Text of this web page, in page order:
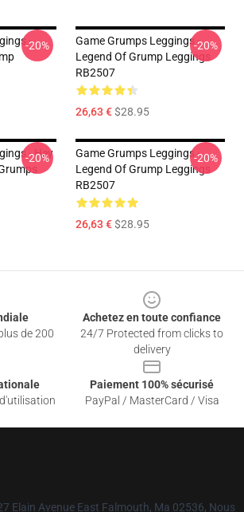
-
-20%
Game Grumps Leggings -
Legend Of Grump Leggings
RB2507
26,63 €$28.95
-20%
- Hey
-20%
Game Grumps Leggings -
Legend Of Grump Leggings
RB2507
26,63 €$28.95
-20%
de 200
Achetez en toute confiance
24/7 Protected from clicks to
delivery
Paiement 100% sécurisé
PayPal / MasterCard / Visa
Elain Avenue East Falmouth, Ma 02536, Nous